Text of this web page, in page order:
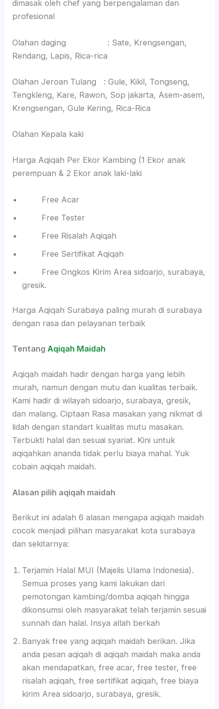
dimasak oleh chef yang berpengalaman dan
profesional
Olahan daging : Sate, Krengsengan,
Rendang, Lapis, Rica-rica
Olahan Jeroan Tulang : Gule, Kikil, Tongseng,
Tengkleng, Kare, Rawon, Sop jakarta, Asem-asem,
Krengsengan, Gule Kering, Rica-Rica
Olahan Kepala kaki
Harga Aqiqah Per Ekor Kambing (1 Ekor anak
perempuan & 2 Ekor anak laki-laki
Free Acar
Free Tester
Free Risalah Aqiqah
Free Sertifikat Aqiqah
Free Ongkos Kirim Area sidoarjo, surabaya,
gresik.
Harga Aqiqah Surabaya paling murah di surabaya
dengan rasa dan pelayanan terbaik
Tentang Aqiqah Maidah
Aqiqah maidah hadir dengan harga yang lebih
murah, namun dengan mutu dan kualitas terbaik.
Kami hadir di wilayah sidoarjo, surabaya, gresik,
dan malang. Ciptaan Rasa masakan yang nikmat di
lidah dengan standart kualitas mutu masakan.
Terbukti halal dan sesuai syariat. Kini untuk
aqiqahkan ananda tidak perlu biaya mahal. Yuk
cobain aqiqah maidah.
Alasan pilih aqiqah maidah
Berikut ini adalah 6 alasan mengapa aqiqah maidah
cocok menjadi pilihan masyarakat kota surabaya
dan sekitarnya:
Terjamin Halal MUI (Majelis Ulama Indonesia).
Semua proses yang kami lakukan dari
pemotongan kambing/domba aqiqah hingga
dikonsumsi oleh masyarakat telah terjamin sesuai
sunnah dan halal. Insya allah berkah
Banyak free yang aqiqah maidah berikan. Jika
anda pesan aqiqah di aqiqah maidah maka anda
akan mendapatkan, free acar, free tester, free
risalah aqiqah, free sertifikat aqiqah, free biaya
kirim Area sidoarjo, surabaya, gresik.